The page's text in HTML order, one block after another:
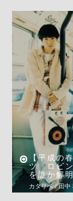
【平成の
ツ「ロビ
を誰か解
カタリベ / 田中